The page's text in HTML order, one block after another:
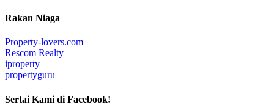
Rakan Niaga
Property-lovers.com
Rescom Realty
iproperty
propertyguru
Sertai Kami di Facebook!